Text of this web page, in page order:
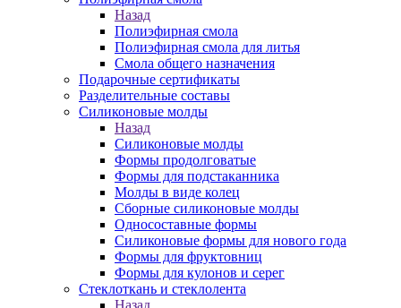
Назад
Полиэфирная смола
Полиэфирная смола для литья
Смола общего назначения
Подарочные сертификаты
Разделительные составы
Силиконовые молды
Назад
Силиконовые молды
Формы продолговатые
Формы для подстаканника
Молды в виде колец
Сборные силиконовые молды
Односоставные формы
Силиконовые формы для нового года
Формы для фруктовниц
Формы для кулонов и серег
Стеклоткань и стеклолента
Назад